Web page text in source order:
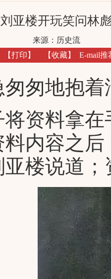
刘亚楼开玩笑问林
来源：历史流
【打印 】 【收藏】 E-mail推
匆地抱着
资料拿在
内容之
楼说道